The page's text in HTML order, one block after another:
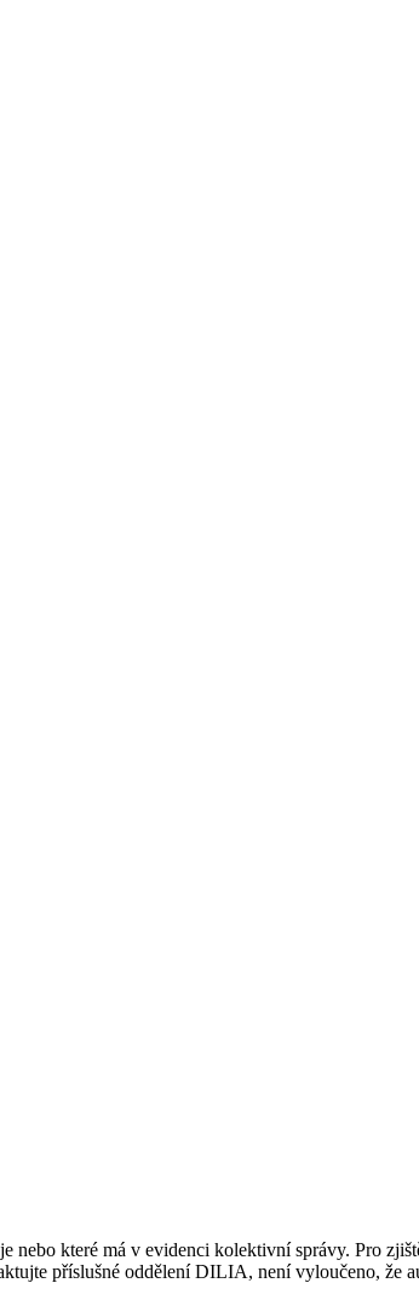
nebo které má v evidenci kolektivní správy. Pro
příslušné oddělení DILIA, není vyloučeno, že